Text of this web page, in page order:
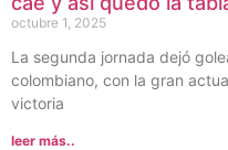
octubre 1, 2025
La segunda jornada dejó
colombiano, con la gran
victoria
leer más..